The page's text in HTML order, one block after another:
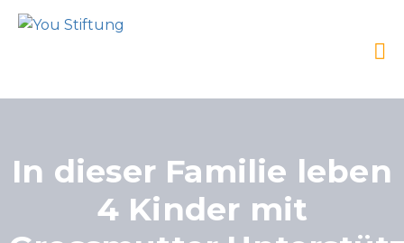
In dieser Familie leben
4 Kinder mit